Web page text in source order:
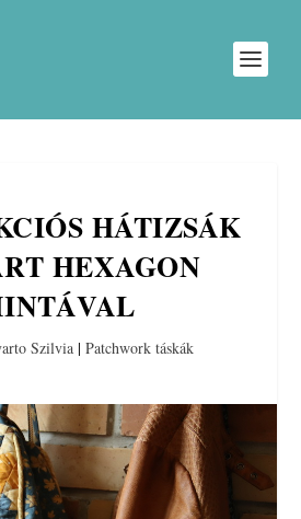
HÁTIZSÁK
HEXAGON
Szilvia| Patchwork táskák